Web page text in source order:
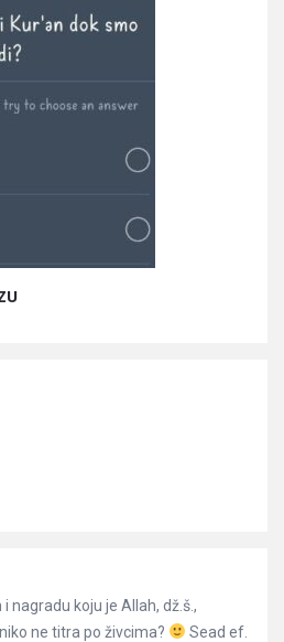
nagradu koju je Allah, dž.š.,
ne titra po živcima?
Sead ef.